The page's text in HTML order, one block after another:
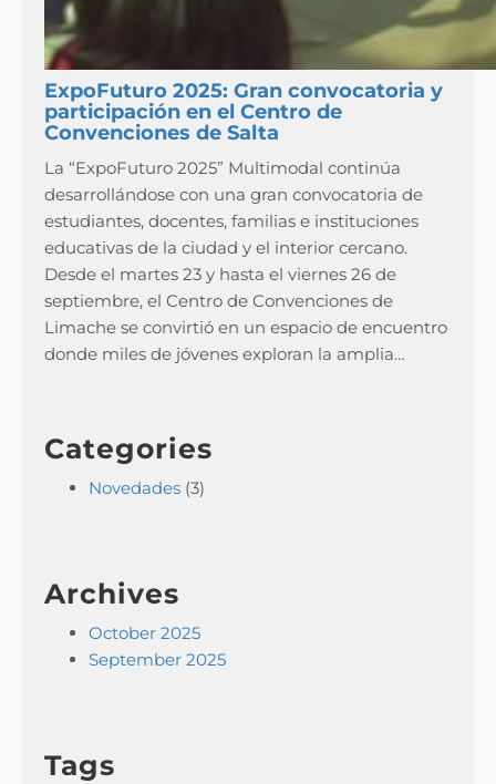
ExpoFuturo 2025: Gran convocatoria y
participación en el Centro de
Convenciones de Salta
La “ExpoFuturo 2025” Multimodal continúa
desarrollándose con una gran convocatoria de
estudiantes, docentes, familias e instituciones
educativas de la ciudad y el interior cercano.
Desde el martes 23 y hasta el viernes 26 de
septiembre, el Centro de Convenciones de
Limache se convirtió en un espacio de encuentro
donde miles de jóvenes exploran la amplia…
Categories
Novedades (3)
Archives
October 2025
September 2025
Tags